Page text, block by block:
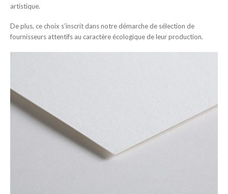
artistique.
De plus, ce choix s’inscrit dans notre démarche de sélection de
fournisseurs attentifs au caractère écologique de leur production.